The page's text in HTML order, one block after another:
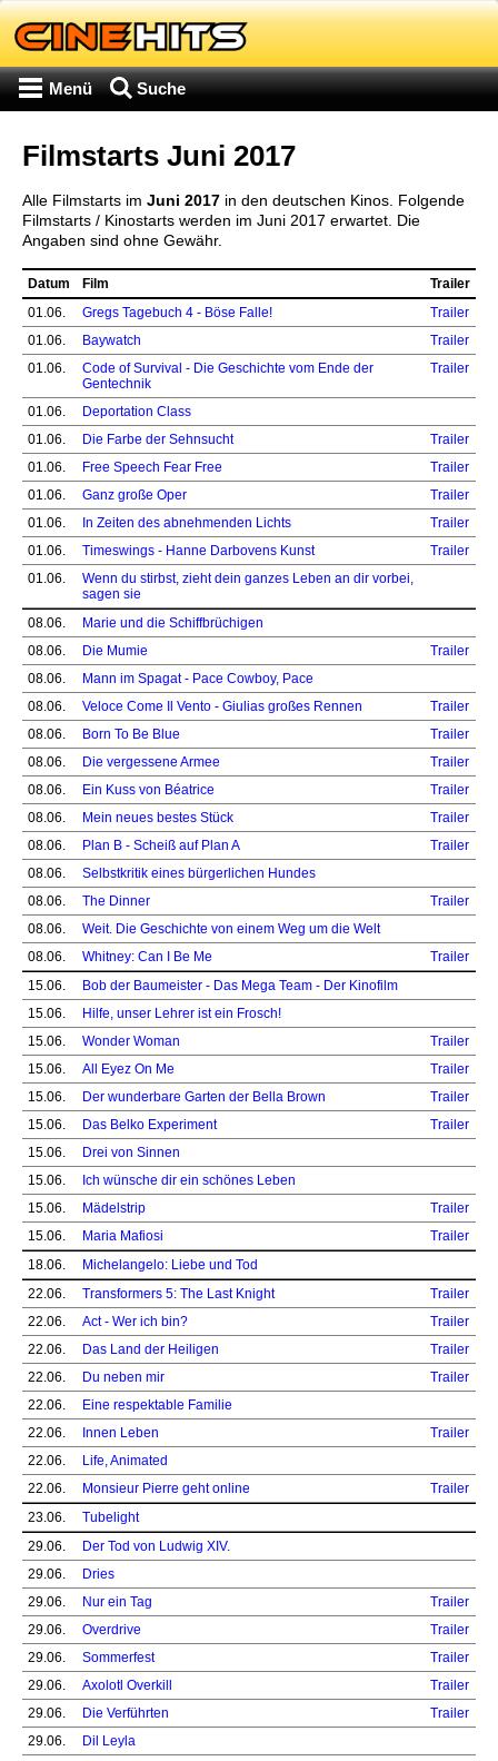
Menü Suche
Filmstarts Juni 2017
Alle Filmstarts im Juni 2017 in den deutschen Kinos. Folgende
Filmstarts / Kinostarts werden im Juni 2017 erwartet. Die
Angaben sind ohne Gewähr.
Datum Film
Trailer
01.06.
Gregs Tagebuch 4 - Böse Falle!
Trailer
01.06.
Baywatch
Trailer
01.06.
Code of Survival - Die Geschichte vom Ende der
Gentechnik
Trailer
01.06.
Deportation Class
01.06.
Die Farbe der Sehnsucht
Trailer
01.06.
Free Speech Fear Free
Trailer
01.06.
Ganz große Oper
Trailer
01.06.
In Zeiten des abnehmenden Lichts
Trailer
01.06.
Timeswings - Hanne Darbovens Kunst
Trailer
01.06.
Wenn du stirbst, zieht dein ganzes Leben an dir vorbei,
sagen sie
08.06.
Marie und die Schiffbrüchigen
08.06.
Die Mumie
Trailer
08.06.
Mann im Spagat - Pace Cowboy, Pace
08.06.
Veloce Come Il Vento - Giulias großes Rennen
Trailer
08.06.
Born To Be Blue
Trailer
08.06.
Die vergessene Armee
Trailer
08.06.
Ein Kuss von Béatrice
Trailer
08.06.
Mein neues bestes Stück
Trailer
08.06.
Plan B - Scheiß auf Plan A
Trailer
08.06.
Selbstkritik eines bürgerlichen Hundes
08.06.
The Dinner
Trailer
08.06.
Weit. Die Geschichte von einem Weg um die Welt
08.06.
Whitney: Can I Be Me
Trailer
15.06.
Bob der Baumeister - Das Mega Team - Der Kinofilm
15.06.
Hilfe, unser Lehrer ist ein Frosch!
15.06.
Wonder Woman
Trailer
15.06.
All Eyez On Me
Trailer
15.06.
Der wunderbare Garten der Bella Brown
Trailer
15.06.
Das Belko Experiment
Trailer
15.06.
Drei von Sinnen
15.06.
Ich wünsche dir ein schönes Leben
15.06.
Mädelstrip
Trailer
15.06.
Maria Mafiosi
Trailer
18.06.
Michelangelo: Liebe und Tod
22.06.
Transformers 5: The Last Knight
Trailer
22.06.
Act - Wer ich bin?
Trailer
22.06.
Das Land der Heiligen
Trailer
22.06.
Du neben mir
Trailer
22.06.
Eine respektable Familie
22.06.
Innen Leben
Trailer
22.06.
Life, Animated
22.06.
Monsieur Pierre geht online
Trailer
23.06.
Tubelight
29.06.
Der Tod von Ludwig XIV.
29.06.
Dries
29.06.
Nur ein Tag
Trailer
29.06.
Overdrive
Trailer
29.06.
Sommerfest
Trailer
29.06.
Axolotl Overkill
Trailer
29.06.
Die Verführten
Trailer
29.06.
Dil Leyla